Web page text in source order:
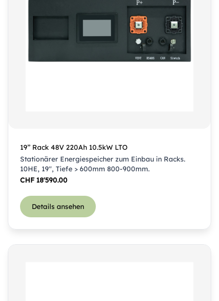
19’’ Rack 48V 220Ah 10.5kW LTO
Stationärer Energiespeicher zum Einbau in Racks.
10HE, 19″, Tiefe > 600mm 800-900mm.
CHF18'590.00
Details ansehen